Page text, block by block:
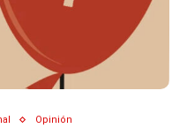
Opinión